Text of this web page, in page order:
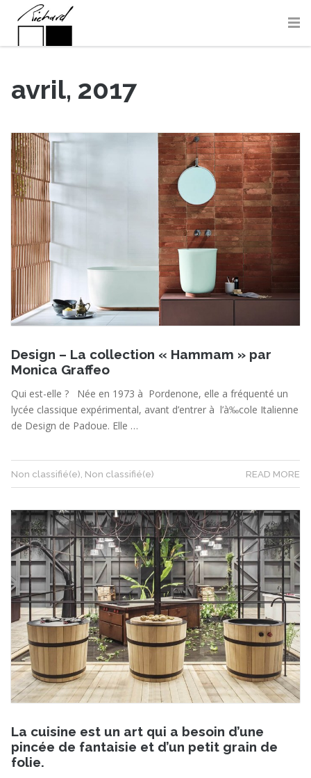
avril, 2017
Design – La collection « Hammam » par
Monica Graffeo
Qui est-elle ? Née en 1973 à Pordenone, elle a fréquenté un
lycée classique expérimental, avant d’entrer à l’à‰cole Italienne
de Design de Padoue. Elle …
Non classifié(e) Non classifié(e) READ MORE
La cuisine est un art qui a besoin d’une
pincée de fantaisie et d’un petit grain de
folie.